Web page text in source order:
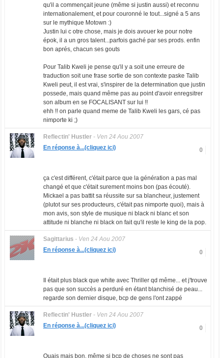
qu'il a commençait jeune (même si justin aussi) et reconnu
internationalement, et pour couronné le tout...signé a 5 ans
sur le mythique Motown :)
Justin lui c otre chose, mais je dois avouer ke pour notre
épok, il a un gros talent...parfois gaché par ses prods. enfin
bon aprés, chacun ses gouts
Pour Talib Kweli je pense qu'il y a soit une erreure de
traduction soit une frase sortie de son contexte paske Talib
Kweli peut, il est vrai, s'inspirer de la determination que justin
possede, mais quand même pas au point d'avoir enregsitrer
son album en se FOCALISANT sur lui !!
ehh !! on parle quand meme de Talib Kweli les gars, cé pas
nimporte ki ;)
Reflectin' Hustler- Ven 24 Aou 2007
0
En réponse à...(cliquez ici)
ça c'est différent, c'était parce que la génération a pas mal
changé et que c'était surement moins bon (pas écouté).
Mickael a pas battit sa réussite sur sa blancheur, justement
(plutot sur ses producteurs, c'était pas nimporte quoi), mais à
mon avis, son style de musique ni black ni blanc et son
attitude ni blanche ni black on fait qu'il reste le king de la pop.
Sagittarius - Ven 24 Aou 2007
0
En réponse à...(cliquez ici)
Il était plus black que white avec Thriller qd même... et j'trouve
pas que son succès a perduré en étant blanchisé de peau...
regarde son dernier disque, bcp de gens l'ont zappé
Reflectin' Hustler- Ven 24 Aou 2007
0
En réponse à...(cliquez ici)
Ouais mais bon, même si bcp de choses ne sont pas